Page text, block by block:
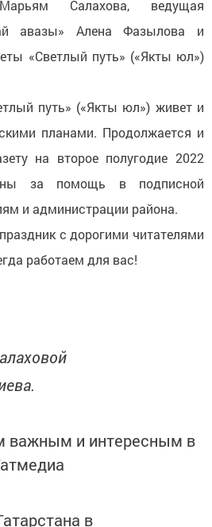
Салахова, ведущая
авазы» Алена Фазылова и
«Светлый путь» («Якты юл»)
путь» («Якты юл») живет и
планами. Продолжается и
на второе полугодие 2022
за помощь в подписной
и администрации района.
с дорогими читателями
работаем для вас!
важным и интересным в
в